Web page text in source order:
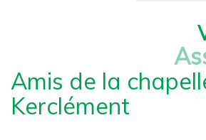
Amis de la
Kerclément